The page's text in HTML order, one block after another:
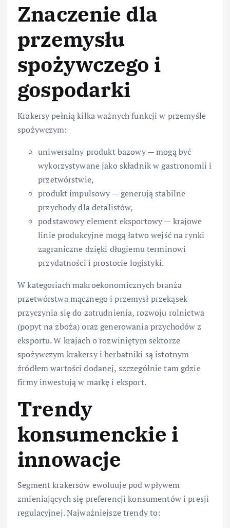
Znaczenie dla
przemysłu
spożywczego i
gospodarki
Krakersy pełnią kilka ważnych funkcji w przemyśle
spożywczym:
uniwersalny produkt bazowy — mogą być
wykorzystywane jako składnik w gastronomii i
przetwórstwie,
produkt impulsowy — generują stabilne
przychody dla detalistów,
podstawowy element eksportowy — krajowe
linie produkcyjne mogą łatwo wejść na rynki
zagraniczne dzięki długiemu terminowi
przydatności i prostocie logistyki.
W kategoriach makroekonomicznych branża
przetwórstwa mącznego i przemysł przekąsek
przyczynia się do zatrudnienia, rozwoju rolnictwa
(popyt na zboża) oraz generowania przychodów z
eksportu. W krajach o rozwiniętym sektorze
spożywczym krakersy i herbatniki są istotnym
źródłem wartości dodanej, szczególnie tam gdzie
firmy inwestują w markę i eksport.
Trendy
konsumenckie i
innowacje
Segment krakersów ewoluuje pod wpływem
zmieniających się preferencji konsumentów i presji
regulacyjnej. Najważniejsze trendy to: